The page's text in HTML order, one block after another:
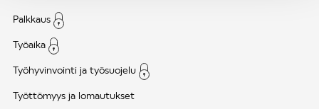
Palkkaus
Työaika
Työhyvinvointi ja työsuojelu
Työttömyys ja lomautukset